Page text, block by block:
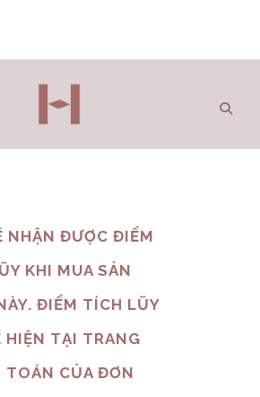
NHẬN ĐƯỢC ĐIỂM
KHI MUA SẢN
ĐIỂM TÍCH LŨY
HIỆN TẠI TRANG
TOÁN CỦA ĐƠN